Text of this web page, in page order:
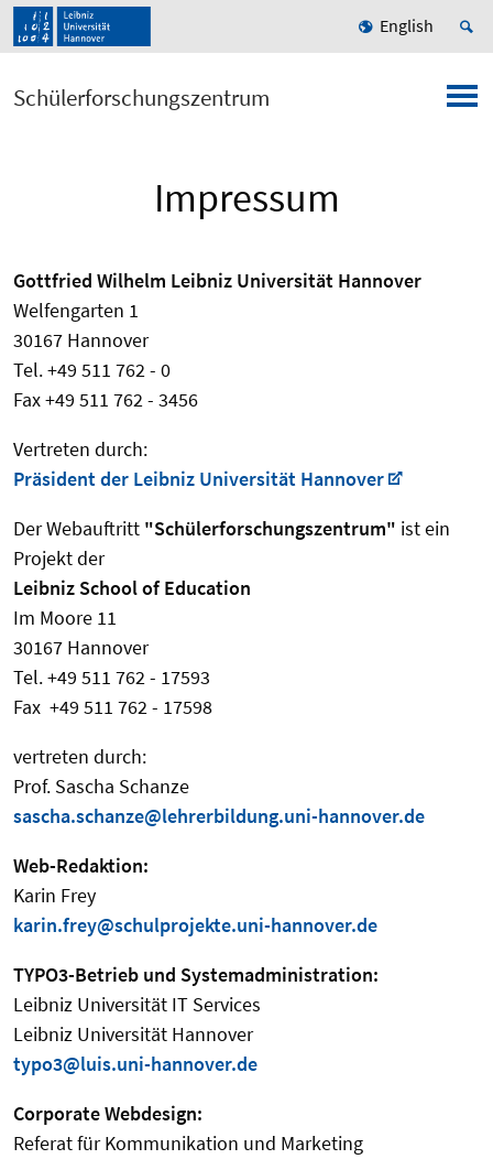
English
Schülerforschungszentrum
Impressum
Gottfried Wilhelm Leibniz Universität Hannover
Welfengarten 1
30167 Hannover
Tel. +49 511 762 - 0
Fax +49 511 762 - 3456
Vertreten durch:
Präsident der Leibniz Universität Hannover
Der Webauftritt "Schülerforschungszentrum" ist ein
Projekt der
Leibniz School of Education
Im Moore 11
30167 Hannover
Tel. +49 511 762 - 17593
Fax +49 511 762 - 17598
vertreten durch:
Prof. Sascha Schanze
sascha.schanze@lehrerbildung.uni-hannover.de
Web-Redaktion:
Karin Frey
karin.frey@schulprojekte.uni-hannover.de
TYPO3-Betrieb und Systemadministration:
Leibniz Universität IT Services
Leibniz Universität Hannover
typo3@luis.uni-hannover.de
Corporate Webdesign:
Referat für Kommunikation und Marketing